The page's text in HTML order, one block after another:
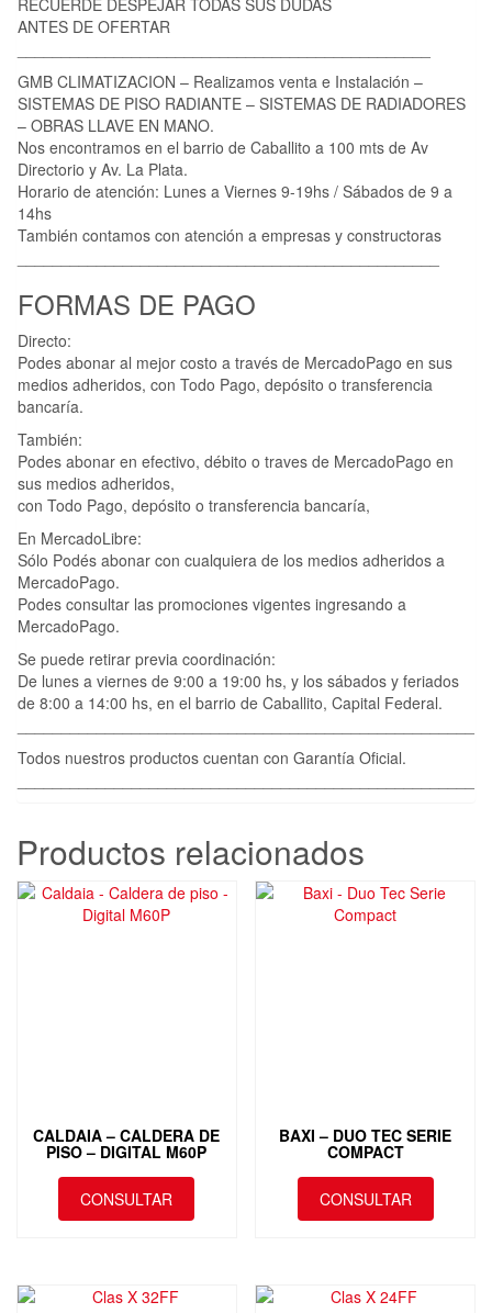
ANTES DE OFERTAR
GMB CLIMATIZACION – Realizamos venta e Instalación –
SISTEMAS DE PISO RADIANTE – SISTEMAS DE RADIADORES
– OBRAS LLAVE EN MANO.
Nos encontramos en el barrio de Caballito a 100 mts de Av
Directorio y Av. La Plata.
Horario de atención: Lunes a Viernes 9-19hs / Sábados de 9 a
14hs
También contamos con atención a empresas y constructoras
FORMAS DE PAGO
Directo:
Podes abonar al mejor costo a través de MercadoPago en sus
medios adheridos, con Todo Pago, depósito o transferencia
bancaría.
También:
Podes abonar en efectivo, débito o traves de MercadoPago en
sus medios adheridos,
con Todo Pago, depósito o transferencia bancaría,
En MercadoLibre:
Sólo Podés abonar con cualquiera de los medios adheridos a
MercadoPago.
Podes consultar las promociones vigentes ingresando a
MercadoPago.
Se puede retirar previa coordinación:
De lunes a viernes de 9:00 a 19:00 hs, y los sábados y feriados
de 8:00 a 14:00 hs, en el barrio de Caballito, Capital Federal.
Todos nuestros productos cuentan con Garantía Oficial.
Productos relacionados
CALDAIA – CALDERA DE
PISO – DIGITAL M60P
CONSULTAR
BAXI – DUO TEC SERIE
COMPACT
CONSULTAR
múltiples